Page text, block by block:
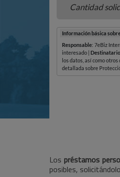
Los préstamos
posibles,